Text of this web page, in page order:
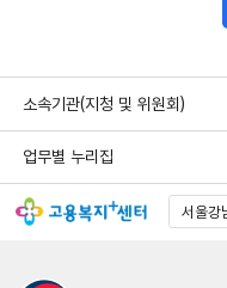
소속기관(지청 및 위원회)
업무별 누리집
서울강